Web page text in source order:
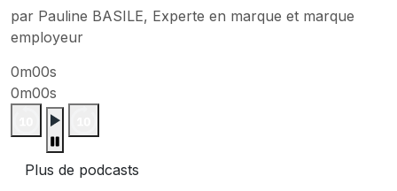
par Pauline BASILE, Experte en marque et marque
employeur
0m00s
0m00s
Plus de podcasts